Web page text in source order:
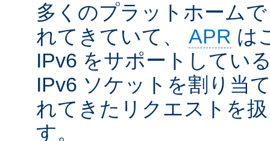
多くのプラットホーム
れてきていて、 APR は
IPv6 をサポートしてい
IPv6 ソケットを割り当
れてきたリクエストを
す。